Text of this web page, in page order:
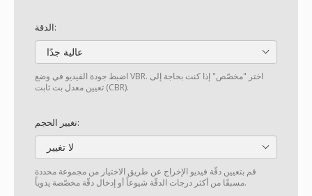
الدقة:
عالية جدًا
اضبط جودة الفيديو في وضع VBR. اختر "مخصّص" إذا كنت بحاجة إلى
تعيين معدل بت ثابت (CBR).
تغيير الحجم:
لا تغيير
قم بتعيين دقّة فيديو الإخراج عن طريق الاختيار من مجموعة محددة
مسبقًا من أكثر درجات الدقّة شيوعاً أو إدخال دقّة مخصّصة يدوياً.